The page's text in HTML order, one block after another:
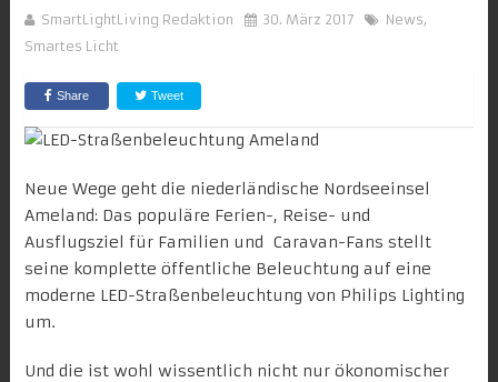
SmartLightLiving Redaktion 30. März 2017 News,
Smartes Licht
Share Tweet
Neue Wege geht die niederländische Nordseeinsel
Ameland: Das populäre Ferien-, Reise- und
Ausflugsziel für Familien und Caravan-Fans stellt
seine komplette öffentliche Beleuchtung auf eine
moderne LED-Straßenbeleuchtung von Philips Lighting
um.
Und die ist wohl wissentlich nicht nur ökonomischer